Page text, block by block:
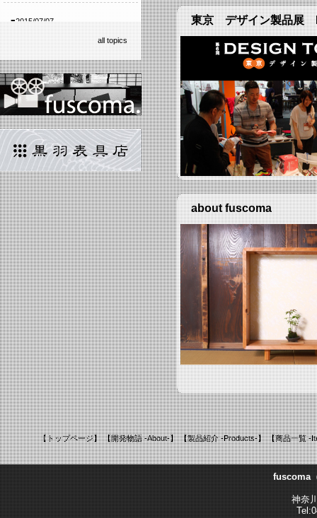
■2015/07/07
fuscoma専用ページ 公開いたし
ました。
■2015/06/23
東京 デザイン製品展 DESIGN
TOKYO 出展いたします
all topics
東京 デザイン製品展
about fuscoma
【トップページ】 【開発物語 -About-】 【製品紹介 -Products-】 【商品一覧 -
fuscoma
神奈